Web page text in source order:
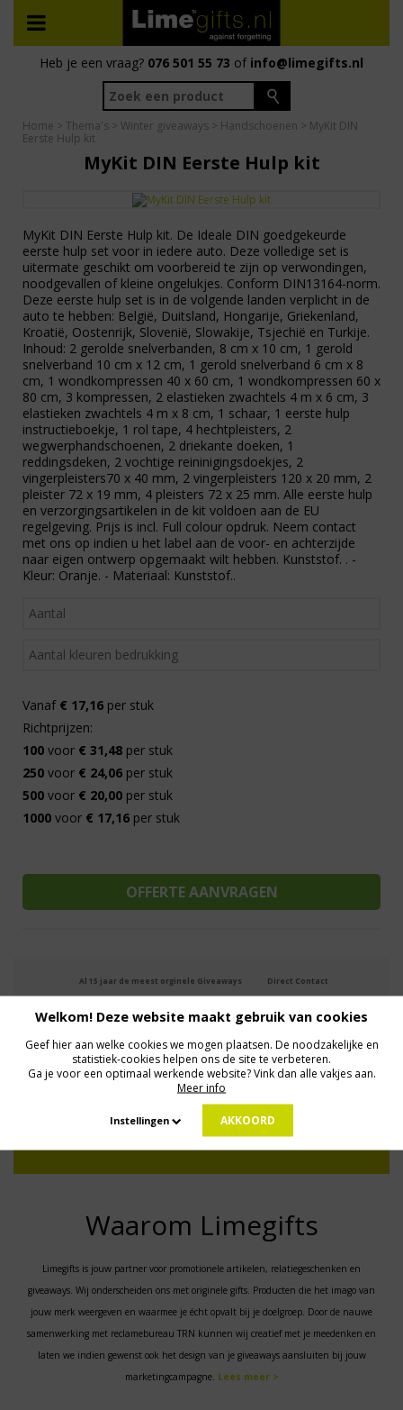
Heb je een vraag? 076 501 55 73 of info@limegifts.nl
Home > Thema's > Winter giveaways > Handschoenen > MyKit DIN
Eerste Hulp kit
MyKit DIN Eerste Hulp kit
MyKit DIN Eerste Hulp kit. De Ideale DIN goedgekeurde
eerste hulp set voor in iedere auto. Deze volledige set is
uitermate geschikt om voorbereid te zijn op verwondingen,
noodgevallen of kleine ongelukjes. Conform DIN13164-norm.
Deze eerste hulp set is in de volgende landen verplicht in de
auto te hebben: België, Duitsland, Hongarije, Griekenland,
Kroatië, Oostenrijk, Slovenië, Slowakije, Tsjechië en Turkije.
Inhoud: 2 gerolde snelverbanden, 8 cm x 10 cm, 1 gerold
snelverband 10 cm x 12 cm, 1 gerold snelverband 6 cm x 8
cm, 1 wondkompressen 40 x 60 cm, 1 wondkompressen 60 x
80 cm, 3 kompressen, 2 elastieken zwachtels 4 m x 6 cm, 3
elastieken zwachtels 4 m x 8 cm, 1 schaar, 1 eerste hulp
instructieboekje, 1 rol tape, 4 hechtpleisters, 2
wegwerphandschoenen, 2 driekante doeken, 1
reddingsdeken, 2 vochtige reininigingsdoekjes, 2
vingerpleisters70 x 40 mm, 2 vingerpleisters 120 x 20 mm, 2
pleister 72 x 19 mm, 4 pleisters 72 x 25 mm. Alle eerste hulp
en verzorgingsartikelen in de kit voldoen aan de EU
regelgeving. Prijs is incl. Full colour opdruk. Neem contact
met ons op indien u het label aan de voor- en achterzijde
naar eigen ontwerp opgemaakt wilt hebben. Kunststof. . -
Kleur: Oranje. - Materiaal: Kunststof..
Vanaf € 17,16 per stuk
Richtprijzen:
100 voor € 31,48 per stuk
250 voor € 24,06 per stuk
500 voor € 20,00 per stuk
1000 voor € 17,16 per stuk
Al 15 jaar de meest orginele Giveaways Direct Contact
MELD JE AAN VOOR ONZE NIEUWSBRIEF
Profiteer van deals en een dosis inspiratie!
Geen zorgen: we gaan veilig met je gegevens om. Dat lees je in onsPrivacybeleid
Waarom Limegifts
Limegifts is jouw partner voor promotionele artikelen, relatiegeschenken en
giveaways. Wij onderscheiden ons met originele gifts. Producten die het imago van
jouw merk weergeven en waarmee je écht opvalt bij je doelgroep. Door de nauwe
samenwerking met reclamebureau TRN kunnen wij creatief met je meedenken en
laten we indien gewenst ook het design van je giveaways aansluiten bij jouw
marketingcampagne. Lees meer >
Welkom! Deze website maakt gebruik van cookies
Geef hier aan welke cookies we mogen plaatsen. De noodzakelijke en
statistiek-cookies helpen ons de site te verbeteren.
Ga je voor een optimaal werkende website? Vink dan alle vakjes aan.
Meer info
Instellingen AKKOORD